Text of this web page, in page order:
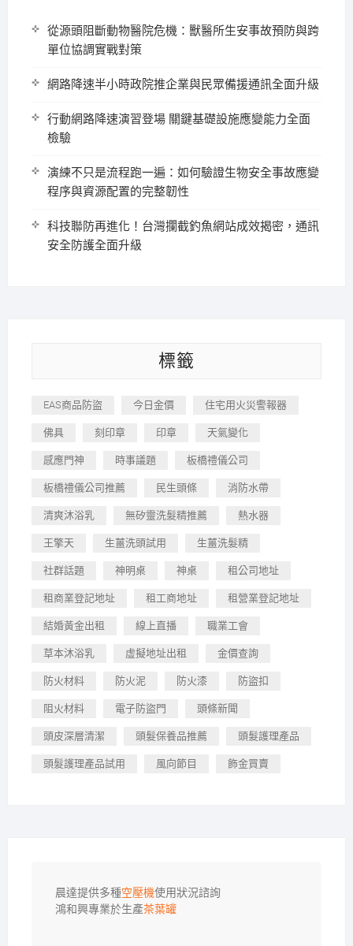
從源頭阻斷動物醫院危機：獸醫所生安事故預防與跨
單位協調實戰對策
網路降速半小時政院推企業與民眾備援通訊全面升級
行動網路降速演習登場 關鍵基礎設施應變能力全面
檢驗
演練不只是流程跑一遍：如何驗證生物安全事故應變
程序與資源配置的完整韌性
科技聯防再進化！台灣攔截釣魚網站成效揭密，通訊
安全防護全面升級
標籤
EAS商品防盜 今日金價 住宅用火災警報器
佛具 刻印章 印章 天氣變化
感應門神 時事議題 板橋禮儀公司
板橋禮儀公司推薦 民生頭條 消防水帶
清爽沐浴乳 無矽靈洗髮精推薦 熱水器
王擎天 生薑洗頭試用 生薑洗髮精
社群話題 神明桌 神桌 租公司地址
租商業登記地址 租工商地址 租營業登記地址
結婚黃金出租 線上直播 職業工會
草本沐浴乳 虛擬地址出租 金價查詢
防火材料 防火泥 防火漆 防盜扣
阻火材料 電子防盜門 頭條新聞
頭皮深層清潔 頭髮保養品推薦 頭髮護理產品
頭髮護理產品試用 風向節目 飾金買賣
晨達提供多種空壓機使用狀況諮詢
鴻和興專業於生產茶葉罐